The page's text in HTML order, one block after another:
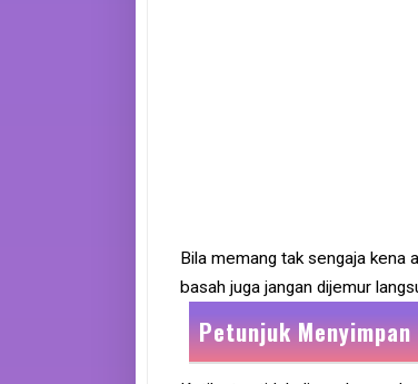
Bila memang tak sengaja kena
basah juga jangan dijemur
Petunjuk